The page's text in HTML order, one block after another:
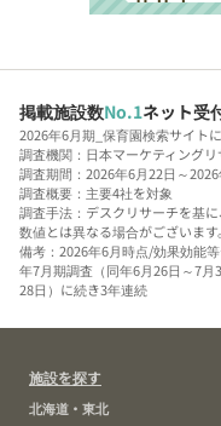
掲載施設数No.1ネット受
2026年6月期_保育園検索サイト
調査機関：日本マーケティング
調査期間：2026年6月22日～2026
調査概要：主要4社を対象
調査手法：デスクリサーチを基
数値とは異なる場合がございます。
備考：2026年6月時点/効果効能
年7月期調査（同年6月26日～7
28日）に続き3年連続
施設を探す
北海道・東北